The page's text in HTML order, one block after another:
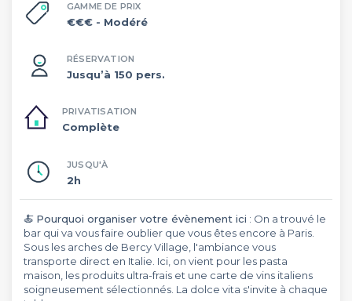
GAMME DE PRIX
€€€ - Modéré
RÉSERVATION
Jusqu’à 150 pers.
PRIVATISATION
Complète
JUSQU'À
2h
🍝 Pourquoi organiser votre évènement ici : On a trouvé le
bar qui va vous faire oublier que vous êtes encore à Paris.
Sous les arches de Bercy Village, l'ambiance vous
transporte direct en Italie. Ici, on vient pour les pasta
maison, les produits ultra-frais et une carte de vins italiens
soigneusement sélectionnés. La dolce vita s'invite à chaque